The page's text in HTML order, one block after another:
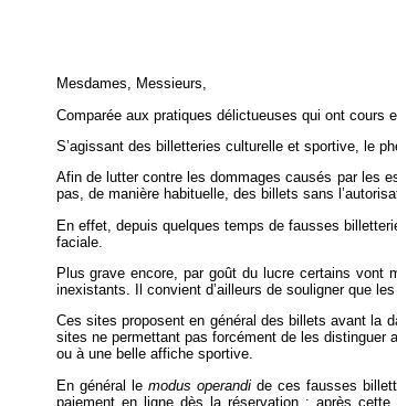
Mesdames, Messieurs,
Comparée aux pratiques délictueuses qui ont cours
S’agissant des billetteries culturelle et sportive, le
Afin de lutter contre les dommages causés par les
pas, de manière habituelle, des billets sans
En effet, depuis quelques temps de fausses
faciale.
Plus grave encore, par goût du lucre certains vont
inexistants. Il convient d’ailleurs de souligner que
Ces sites proposent en général des billets avant la
sites ne permettant pas forcément de les distinguer
ou à une belle affiche sportive.
En général le modus operandide ces fausses
paiement en ligne dès la réservation ; après